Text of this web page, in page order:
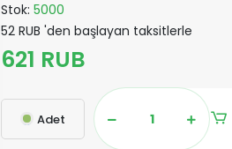
Stok:5000
52 RUB 'den başlayan taksitlerle
621 RUB
Adet